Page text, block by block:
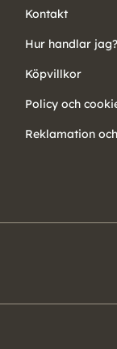
Kontakt
Hur handlar jag?
Köpvillkor
Policy och
Reklamation